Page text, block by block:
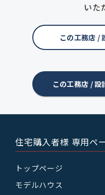
いた
この工務店 /
この工務店 / 設
住宅購入者様 専用ペ
トップページ
モデルハウス